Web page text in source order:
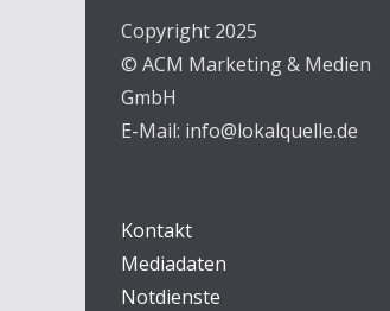
Copyright 2025
© ACM Marketing & Medien
GmbH
E-Mail: info@lokalquelle.de
Kontakt
Mediadaten
Notdienste